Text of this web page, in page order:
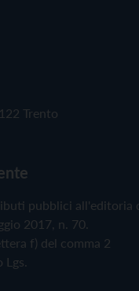
Trento
pubblici all'editoria
2017, n. 70.
f) del comma 2
Lgs.